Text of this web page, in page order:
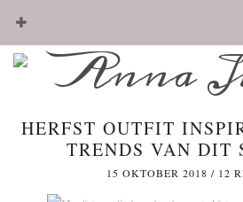
HERFST OUTFIT
TRENDS VAN DIT
15 OKTOBER 2018 / 12